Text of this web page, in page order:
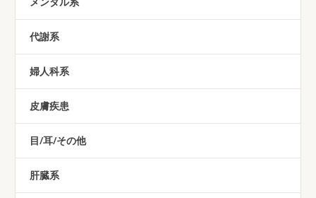
代謝系
婦人科系
皮膚疾患
目/耳/その他
肝臓系